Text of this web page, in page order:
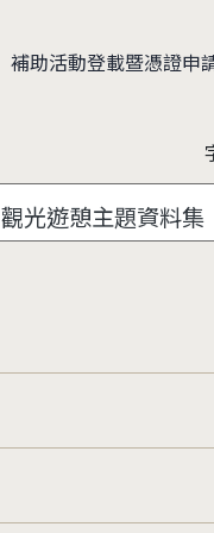
補助活動登載暨憑證申
觀光遊憩主題資料集